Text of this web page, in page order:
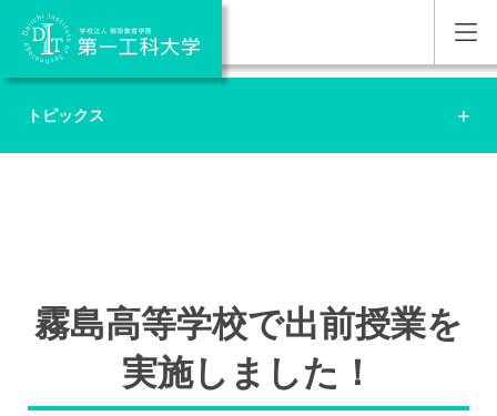
トピックス
霧島高等学校で出前授業を
実施しました！